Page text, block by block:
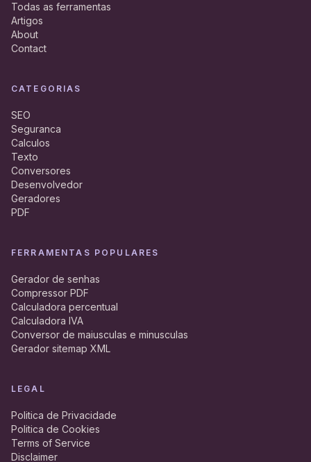
Todas as ferramentas
Artigos
About
Contact
CATEGORIAS
SEO
Seguranca
Calculos
Texto
Conversores
Desenvolvedor
Geradores
PDF
FERRAMENTAS POPULARES
Gerador de senhas
Compressor PDF
Calculadora percentual
Calculadora IVA
Conversor de maiusculas e minusculas
Gerador sitemap XML
LEGAL
Politica de Privacidade
Politica de Cookies
Terms of Service
Disclaimer